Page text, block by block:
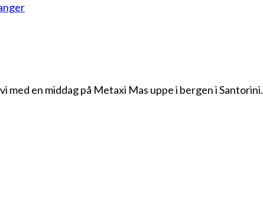
en middag på Metaxi Mas uppe i bergen i